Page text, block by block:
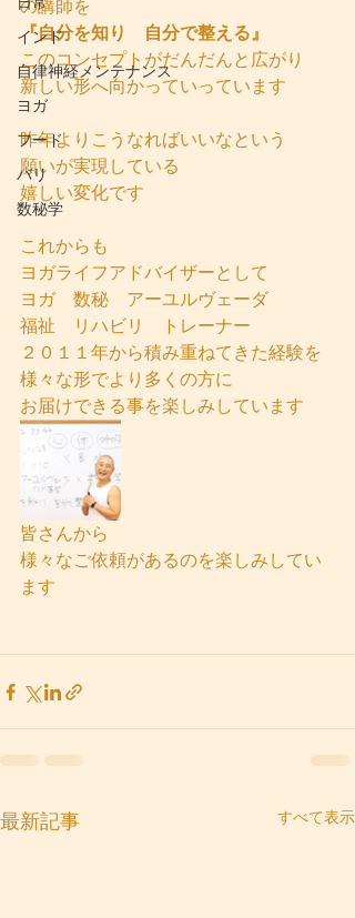
インド
自律神経メンテナンス
ヨガ
フード
バリ
数秘学
の講師を
『自分を知り
自分で整える』
このコンセプトがだんだんと広がり
新しい形へ向かっていっています
昨年よりこうなればいいなという
願いが実現している
嬉しい変化です
これからも
ヨガライフアドバイザーとして
ヨガ　数秘　アーユルヴェーダ
福祉　リハビリ　トレーナー
２０１１年から積み重ねてきた経験を
様々な形でより多くの方に
お届けできる事を楽しみしています
皆さんから
様々なご依頼があるのを楽しみしてい
ます
最新記事 すべて表示